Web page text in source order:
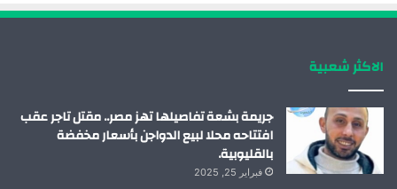
الاكثر شعبية
جريمة بشعة تفاصيلها تهز مصر.. مقتل تاجر عقب
افتتاحه محلا لبيع الدواجن بأسعار مخفضة
بالقليوبية.
فبراير 25, 2025